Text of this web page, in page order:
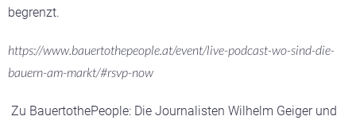
begrenzt.
https://www.bauertothepeople.at/event/live-podcast-wo-sind-die-
bauern-am-markt/#rsvp-now
Zu BauertothePeople: Die Journalisten Wilhelm Geiger und